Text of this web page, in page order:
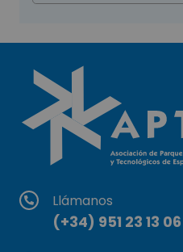
Llámanos
(+34) 951 23 13 06